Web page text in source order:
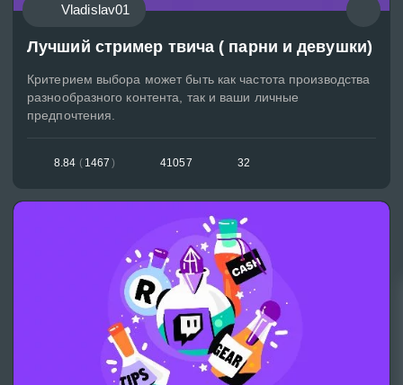
Vladislav01
Лучший стример твича ( парни и девушки)
Критерием выбора может быть как частота производства
разнообразного контента, так и ваши личные
предпочтения.
8.84 ( 1467 ) 41057 32